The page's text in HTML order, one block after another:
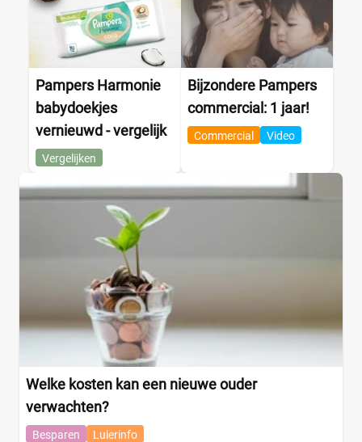
Pampers Harmonie
babydoekjes
vernieuwd - vergelijk
Vergelijken
Bijzondere Pampers
commercial: 1 jaar!
Commercial Video
Welke kosten kan een nieuwe ouder
verwachten?
Besparen Luierinfo